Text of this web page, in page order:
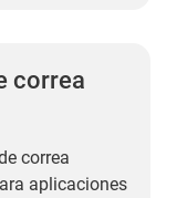
correa
correa
aplicaciones